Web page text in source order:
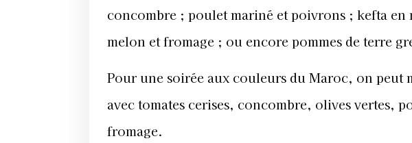
concombre ; poulet mariné et poivrons ; kefta
melon et fromage ; ou encore pommes de terre
Pour une soirée aux couleurs du Maroc, on peut
avec tomates cerises, concombre, olives vertes,
fromage.